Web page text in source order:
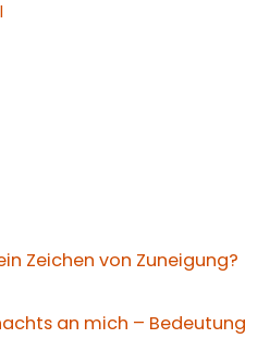
Zeichen von Zuneigung?
an mich – Bedeutung